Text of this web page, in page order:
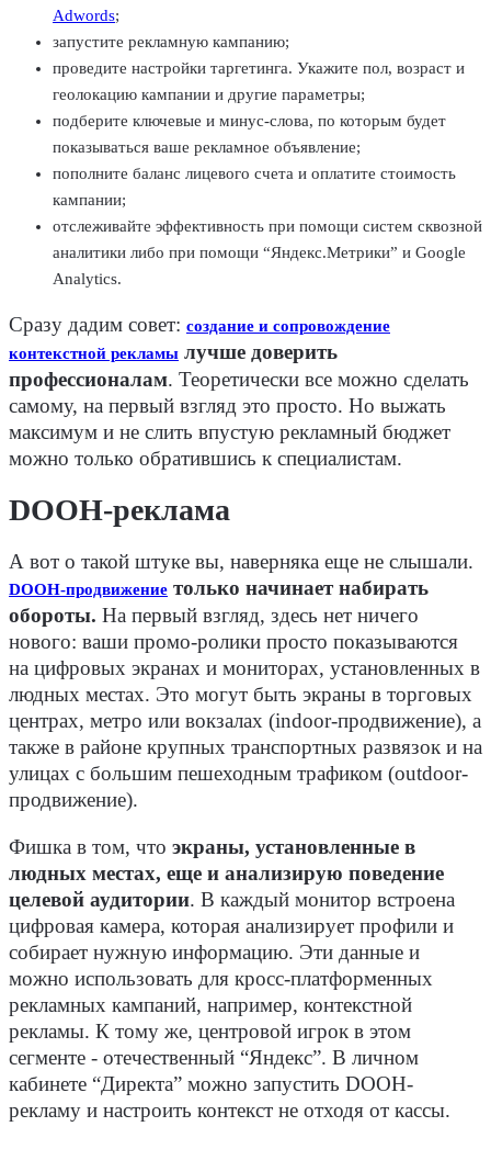
Adwords;
запустите рекламную кампанию;
проведите настройки таргетинга. Укажите пол, возраст и
геолокацию кампании и другие параметры;
подберите ключевые и минус-слова, по которым будет
показываться ваше рекламное объявление;
пополните баланс лицевого счета и оплатите стоимость
кампании;
отслеживайте эффективность при помощи систем сквозной
аналитики либо при помощи “Яндекс.Метрики” и Google
Analytics.
Сразу дадим совет: создание и сопровождение
контекстной рекламы лучше доверить
профессионалам. Теоретически все можно сделать
самому, на первый взгляд это просто. Но выжать
максимум и не слить впустую рекламный бюджет
можно только обратившись к специалистам.
DOOH-реклама
А вот о такой штуке вы, наверняка еще не слышали.
DOOH-продвижение только начинает набирать
обороты. На первый взгляд, здесь нет ничего
нового: ваши промо-ролики просто показываются
на цифровых экранах и мониторах, установленных в
людных местах. Это могут быть экраны в торговых
центрах, метро или вокзалах (indoor-продвижение), а
также в районе крупных транспортных развязок и на
улицах с большим пешеходным трафиком (outdoor-
продвижение).
Фишка в том, что экраны, установленные в
людных местах, еще и анализирую поведение
целевой аудитории. В каждый монитор встроена
цифровая камера, которая анализирует профили и
собирает нужную информацию. Эти данные и
можно использовать для кросс-платформенных
рекламных кампаний, например, контекстной
рекламы. К тому же, центровой игрок в этом
сегменте - отечественный “Яндекс”. В личном
кабинете “Директа” можно запустить DOOH-
рекламу и настроить контекст не отходя от кассы.